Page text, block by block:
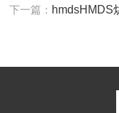
下一篇： hmdsHMDS